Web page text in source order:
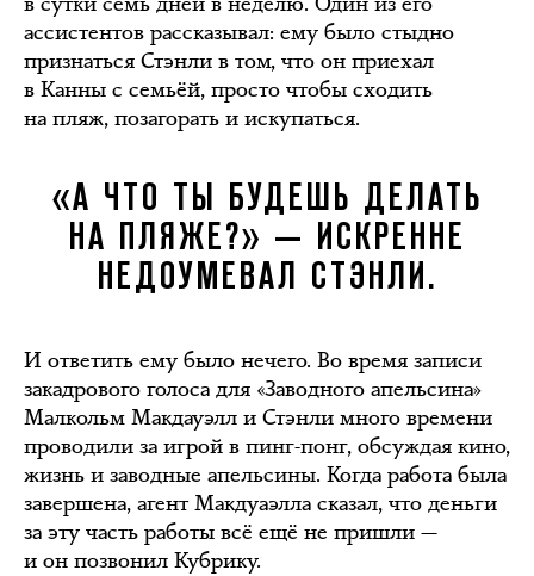
ассистентов рассказывал: ему было стыдно
признаться Стэнли в том, что он приехал
в Канны с семьёй, просто чтобы сходить
на пляж, позагорать и искупаться.
«А ЧТО ТЫ БУДЕШЬ ДЕЛАТЬ
НА ПЛЯЖЕ?» — ИСКРЕННЕ
НЕДОУМЕВАЛ СТЭНЛИ.
И ответить ему было нечего. Во время записи
закадрового голоса для «Заводного апельсина»
Малкольм Макдауэлл и Стэнли много времени
проводили за игрой в пинг-понг, обсуждая кино,
жизнь и заводные апельсины. Когда работа была
завершена, агент Макдуаэлла сказал, что деньги
за эту часть работы всё ещё не пришли —
и он позвонил Кубрику.